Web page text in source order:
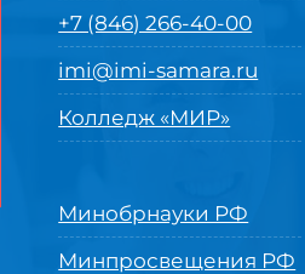
+7 (846) 266-40-00
imi@imi-samara.ru
Колледж «МИР»
Минобрнауки РФ
Минпросвещения РФ